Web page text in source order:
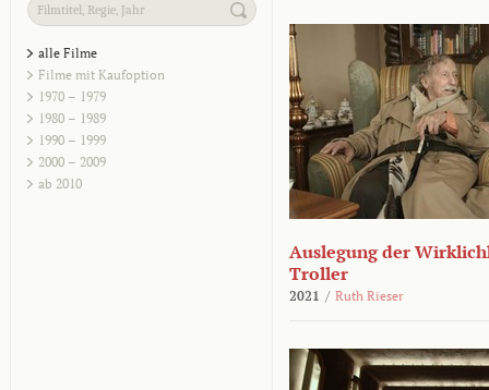
alle Filme
Filme mit Kaufoption
1970 – 1979
1980 – 1989
1990 – 1999
2000 – 2009
ab 2010
Auslegung der
Troller
2021 / Ruth Rieser